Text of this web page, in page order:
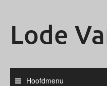
Lode
Hoofdmenu